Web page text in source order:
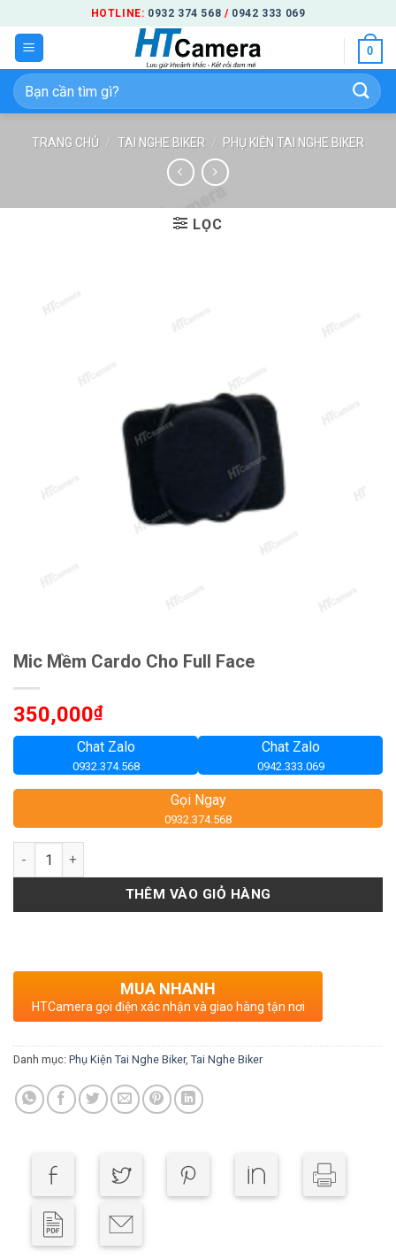
qua
nội
dung
HOTLINE: 0932 374 568 / 0942 333 069
0
Tìm
kiếm:
TRANG CHỦ / TAI NGHE BIKER / PHỤ KIỆN TAI NGHE BIKER
LỌC
Mic Mềm Cardo Cho Full Face
350,000₫
Chat Zalo
0932.374.568
Chat Zalo
0942.333.069
Gọi Ngay
0932.374.568
Số lượng
THÊM VÀO GIỎ HÀNG
MUA NHANH
HTCamera gọi điện xác nhận và giao hàng tận nơi
Danh mục: Phụ Kiện Tai Nghe Biker, Tai Nghe Biker